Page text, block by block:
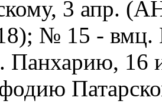
3 апр.
№ 15 - вмц.
16